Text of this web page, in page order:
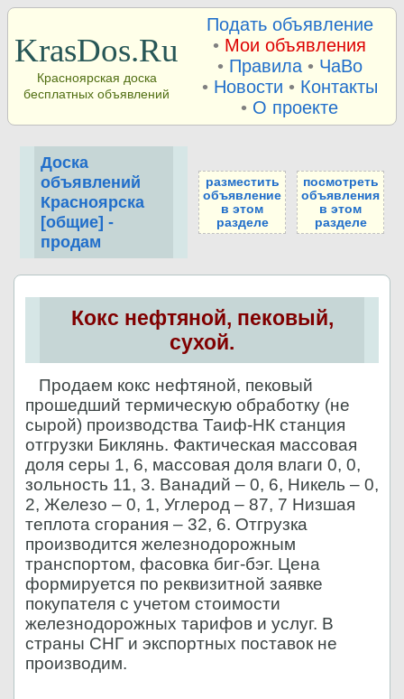
KrasDos.Ru
Красноярская доска
бесплатных объявлений
Подать объявление
• Мои объявления
• Правила• ЧаВо
• Новости • Контакты
• О проекте
Доска
объявлений
Красноярска
[общие] -
продам
разместить
объявление
в этом
разделе
посмотреть
объявления
в этом
разделе
Кокс нефтяной, пековый,
сухой.
Продаем кокс нефтяной, пековый
прошедший термическую обработку (не
сырой) производства Таиф-НК станция
отгрузки Биклянь. Фактическая массовая
доля серы 1, 6, массовая доля влаги 0, 0,
зольность 11, 3. Ванадий – 0, 6, Никель – 0,
2, Железо – 0, 1, Углерод – 87, 7 Низшая
теплота сгорания – 32, 6. Отгрузка
производится железнодорожным
транспортом, фасовка биг-бэг. Цена
формируется по реквизитной заявке
покупателя с учетом стоимости
железнодорожных тарифов и услуг. В
страны СНГ и экспортных поставок не
производим.